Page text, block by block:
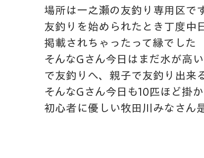
場所は一之瀬の友釣り専用区で
友釣りを始められたとき丁度中
掲載されちゃったって縁でした
そんなGさん今日はまだ水が高
で友釣りへ、親子で友釣り出来
そんなGさん今日も10匹ほど掛
初心者に優しい牧田川みなさん